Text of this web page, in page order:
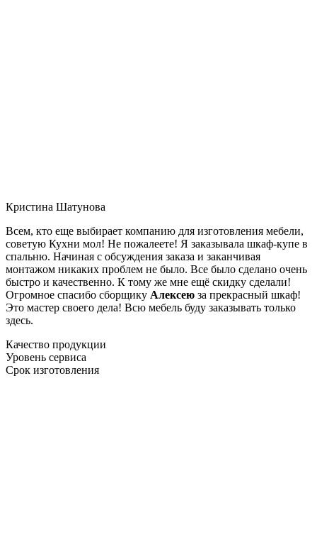
Кристина Шатунова
Всем, кто еще выбирает компанию для изготовления мебели,
советую Кухни мол! Не пожалеете! Я заказывала шкаф-купе в
спальню. Начиная с обсуждения заказа и заканчивая
монтажом никаких проблем не было. Все было сделано очень
быстро и качественно. К тому же мне ещё скидку сделали!
Огромное спасибо сборщику Алексею за прекрасный шкаф!
Это мастер своего дела! Всю мебель буду заказывать только
здесь.
Качество продукции
Уровень сервиса
Срок изготовления